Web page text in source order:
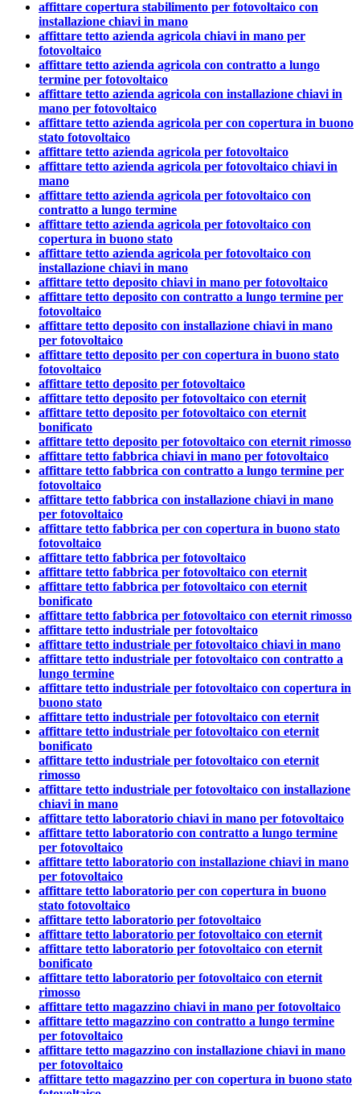
affittare copertura stabilimento per fotovoltaico con
installazione chiavi in mano
affittare tetto azienda agricola chiavi in mano per
fotovoltaico
affittare tetto azienda agricola con contratto a lungo
termine per fotovoltaico
affittare tetto azienda agricola con installazione chiavi in
mano per fotovoltaico
affittare tetto azienda agricola per con copertura in buono
stato fotovoltaico
affittare tetto azienda agricola per fotovoltaico
affittare tetto azienda agricola per fotovoltaico chiavi in
mano
affittare tetto azienda agricola per fotovoltaico con
contratto a lungo termine
affittare tetto azienda agricola per fotovoltaico con
copertura in buono stato
affittare tetto azienda agricola per fotovoltaico con
installazione chiavi in mano
affittare tetto deposito chiavi in mano per fotovoltaico
affittare tetto deposito con contratto a lungo termine per
fotovoltaico
affittare tetto deposito con installazione chiavi in mano
per fotovoltaico
affittare tetto deposito per con copertura in buono stato
fotovoltaico
affittare tetto deposito per fotovoltaico
affittare tetto deposito per fotovoltaico con eternit
affittare tetto deposito per fotovoltaico con eternit
bonificato
affittare tetto deposito per fotovoltaico con eternit rimosso
affittare tetto fabbrica chiavi in mano per fotovoltaico
affittare tetto fabbrica con contratto a lungo termine per
fotovoltaico
affittare tetto fabbrica con installazione chiavi in mano
per fotovoltaico
affittare tetto fabbrica per con copertura in buono stato
fotovoltaico
affittare tetto fabbrica per fotovoltaico
affittare tetto fabbrica per fotovoltaico con eternit
affittare tetto fabbrica per fotovoltaico con eternit
bonificato
affittare tetto fabbrica per fotovoltaico con eternit rimosso
affittare tetto industriale per fotovoltaico
affittare tetto industriale per fotovoltaico chiavi in mano
affittare tetto industriale per fotovoltaico con contratto a
lungo termine
affittare tetto industriale per fotovoltaico con copertura in
buono stato
affittare tetto industriale per fotovoltaico con eternit
affittare tetto industriale per fotovoltaico con eternit
bonificato
affittare tetto industriale per fotovoltaico con eternit
rimosso
affittare tetto industriale per fotovoltaico con installazione
chiavi in mano
affittare tetto laboratorio chiavi in mano per fotovoltaico
affittare tetto laboratorio con contratto a lungo termine
per fotovoltaico
affittare tetto laboratorio con installazione chiavi in mano
per fotovoltaico
affittare tetto laboratorio per con copertura in buono
stato fotovoltaico
affittare tetto laboratorio per fotovoltaico
affittare tetto laboratorio per fotovoltaico con eternit
affittare tetto laboratorio per fotovoltaico con eternit
bonificato
affittare tetto laboratorio per fotovoltaico con eternit
rimosso
affittare tetto magazzino chiavi in mano per fotovoltaico
affittare tetto magazzino con contratto a lungo termine
per fotovoltaico
affittare tetto magazzino con installazione chiavi in mano
per fotovoltaico
affittare tetto magazzino per con copertura in buono stato